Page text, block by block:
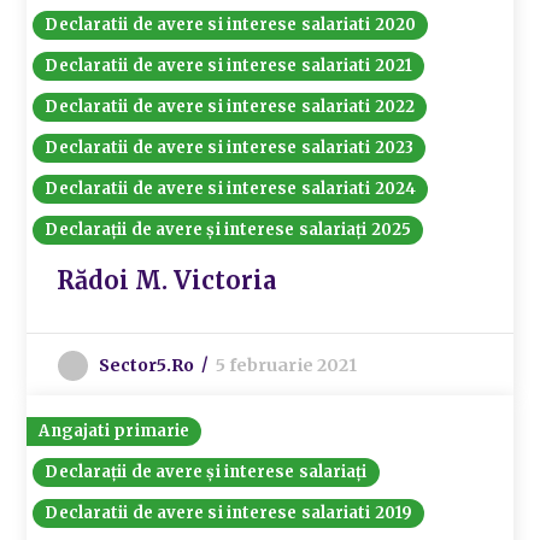
Declaratii de avere si interese salariati 2020
Declaratii de avere si interese salariati 2021
Declaratii de avere si interese salariati 2022
Declaratii de avere si interese salariati 2023
Declaratii de avere si interese salariati 2024
Declarații de avere și interese salariați 2025
Rădoi M. Victoria
Sector5.ro 5 februarie 2021
Angajati primarie
Declarații de avere și interese salariați
Declaratii de avere si interese salariati 2019